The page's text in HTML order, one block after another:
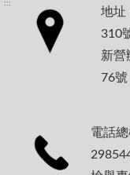
:::
地址
310
新營
76號
電話